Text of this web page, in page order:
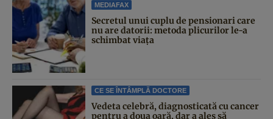
MEDIAFAX
Secretul unui cuplu de pensionari care
nu are datorii: metoda plicurilor le-a
schimbat viața
CE SE ÎNTÂMPLĂ DOCTORE
Vedeta celebră, diagnosticată cu cancer
pentru a doua oară, dar a ales să